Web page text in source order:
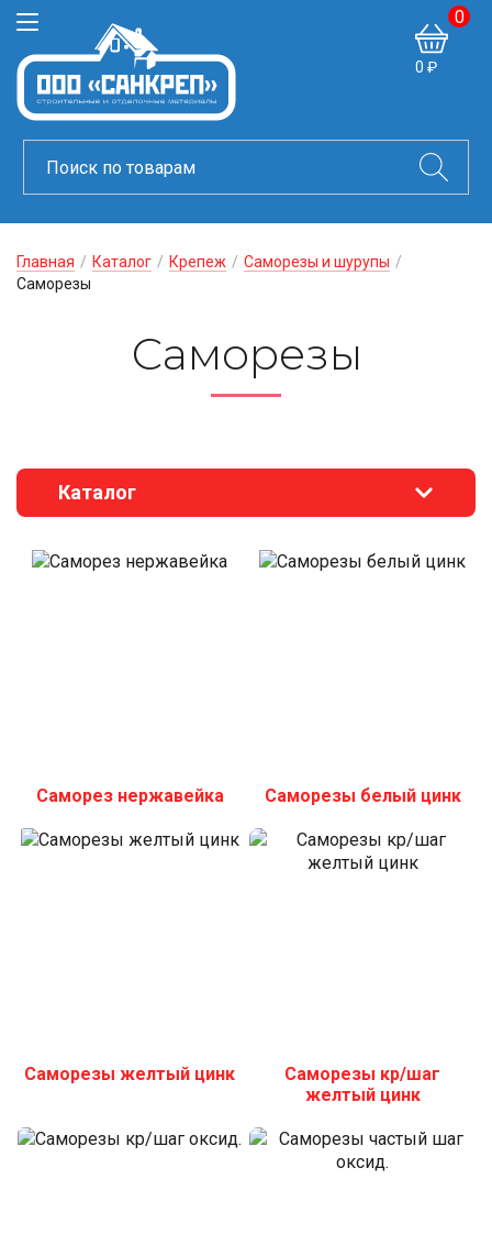
0 ₽
0
Главная / Каталог / Крепеж / Саморезы и шурупы /
Саморезы
Саморезы
Каталог
Саморез нержавейка Саморезы белый цинк
Саморезы желтый цинк
Саморезы кр/шаг
желтый цинк